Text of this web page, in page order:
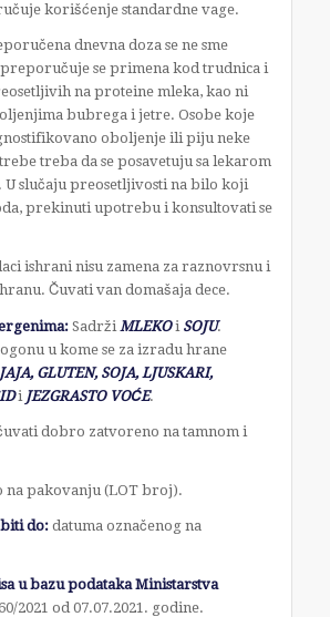
korišćenje standardne vage.
dnevna doza se ne sme
se primena kod trudnica i
na proteine mleka, kao ni
bubrega i jetre. Osobe koje
oboljenje ili piju neke
treba da se posavetuju sa lekarom
slučaju preosetljivosti na bilo koji
prekinuti upotrebu i konsultovati se
ishrani nisu zamena za raznovrsnu i
Čuvati van domašaja dece.
Sadrži MLEKOi SOJU.
u kome se za izradu hrane
GLUTEN, SOJA, LJUSKARI,
i JEZGRASTO VOĆE.
dobro zatvoreno na tamnom i
na pakovanju (LOT broj).
do:datuma označenog na
u bazu podataka Ministarstva
2021 od 07.07.2021. godine.